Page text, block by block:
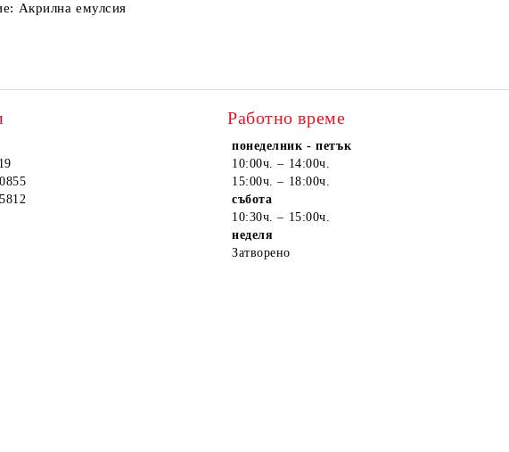
Акрилна емулсия
Работно време
понеделник - петък
10:00ч. – 14:00ч.
15:00ч. – 18:00ч.
събота
10:30ч. – 15:00ч.
неделя
Затворено